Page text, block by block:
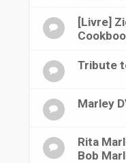
[Livre]
Tribute
Marley
Rita
Bob